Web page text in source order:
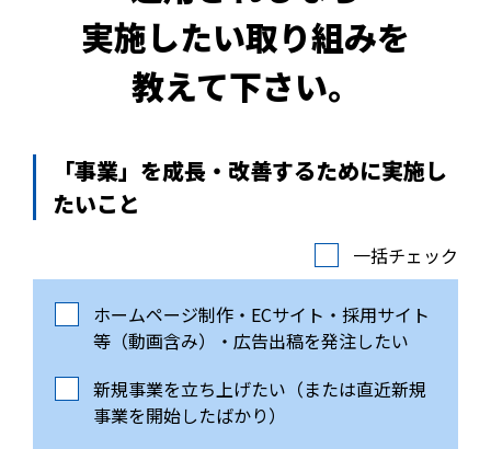
実施したい取り組みを
教えて下さい。
「事業」を成長・改善するために実施し
たいこと
一括チェック
ホームページ制作・ECサイト・採用サイト
等（動画含み）・広告出稿を発注したい
新規事業を立ち上げたい（または直近新規
事業を開始したばかり）